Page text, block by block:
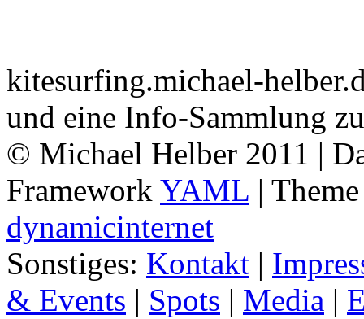
kitesurfing.michael-
und eine Info-Sammlung
© Michael Helber 2011 |
Framework YAML |
dynamicinternet
Sonstiges: Kontakt |
& Events | Spots | Media |